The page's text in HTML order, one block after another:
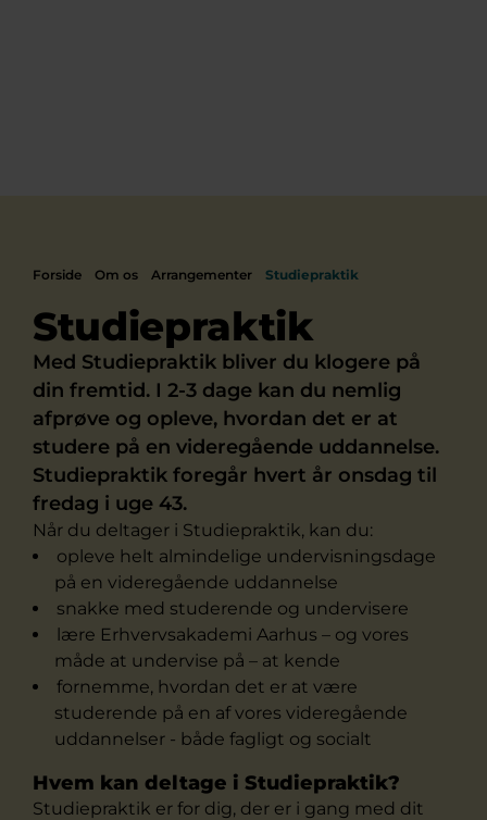
Forside Om os Arrangementer Studiepraktik
Studiepraktik
Med Studiepraktik bliver du klogere på
din fremtid. I 2-3 dage kan du nemlig
afprøve og opleve, hvordan det er at
studere på en videregående uddannelse.
Studiepraktik foregår hvert år onsdag til
fredag i uge 43.
Når du deltager i Studiepraktik, kan du:
opleve helt almindelige undervisningsdage
på en videregående uddannelse
snakke med studerende og undervisere
lære Erhvervsakademi Aarhus – og vores
måde at undervise på – at kende
fornemme, hvordan det er at være
studerende på en af vores videregående
uddannelser - både fagligt og socialt
Hvem kan deltage i Studiepraktik?
Studiepraktik er for dig, der er i gang med dit